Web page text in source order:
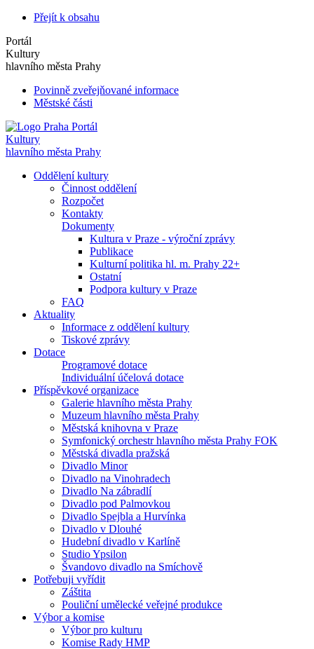
Přejít k obsahu
Portál
Kultury
hlavního města Prahy
Povinně zveřejňované informace
Městské části
Portál
Kultury
hlavního města Prahy
Oddělení kultury
Činnost oddělení
Rozpočet
Kontakty
Dokumenty
Kultura v Praze - výroční zprávy
Publikace
Kulturní politika hl. m. Prahy 22+
Ostatní
Podpora kultury v Praze
FAQ
Aktuality
Informace z oddělení kultury
Tiskové zprávy
Dotace
Programové dotace
Individuální účelová dotace
Příspěvkové organizace
Galerie hlavního města Prahy
Muzeum hlavního města Prahy
Městská knihovna v Praze
Symfonický orchestr hlavního města Prahy FOK
Městská divadla pražská
Divadlo Minor
Divadlo na Vinohradech
Divadlo Na zábradlí
Divadlo pod Palmovkou
Divadlo Spejbla a Hurvínka
Divadlo v Dlouhé
Hudební divadlo v Karlíně
Studio Ypsilon
Švandovo divadlo na Smíchově
Potřebuji vyřídit
Záštita
Pouliční umělecké veřejné produkce
Výbor a komise
Výbor pro kulturu
Komise Rady HMP